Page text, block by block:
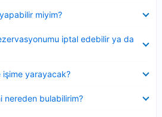
miyim?
iptal edebilir ya da
yarayacak?
nereden bulabilirim?